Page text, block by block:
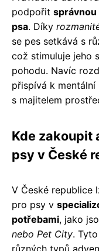
podpořit
psa. Díky
se pes setkává s
což stimuluje jeho
pohodu. Navíc
přispívá k
s majitelem
Kde zakoupit
psy v České
V České republice
pro psy v
potřebami, jako
nebo Pet City.